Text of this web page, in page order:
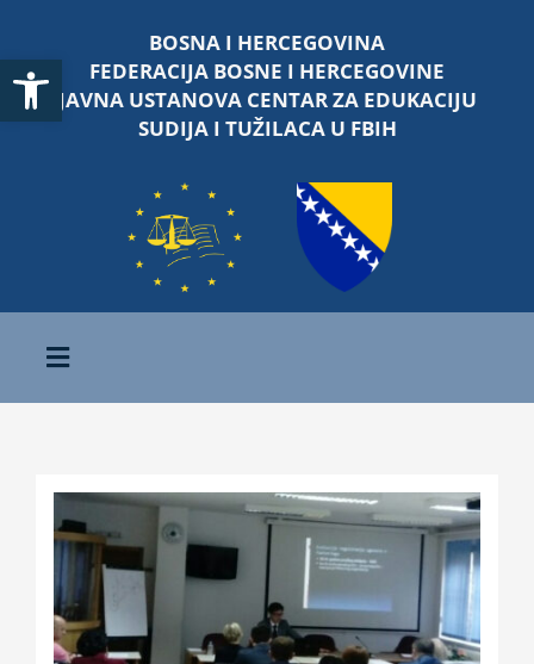
Open toolbar
content
BOSNA I HERCEGOVINA
FEDERACIJA BOSNE I HERCEGOVINE
JAVNA USTANOVA CENTAR ZA EDUKACIJU
SUDIJA I TUŽILACA U FBIH
Toggle
Navigation
O nama
Kalendar aktivnosti